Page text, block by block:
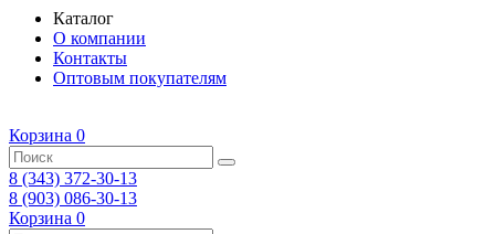
Каталог
О компании
Контакты
Оптовым покупателям
Корзина 0
8 (343) 372-30-13
8 (903) 086-30-13
Корзина 0